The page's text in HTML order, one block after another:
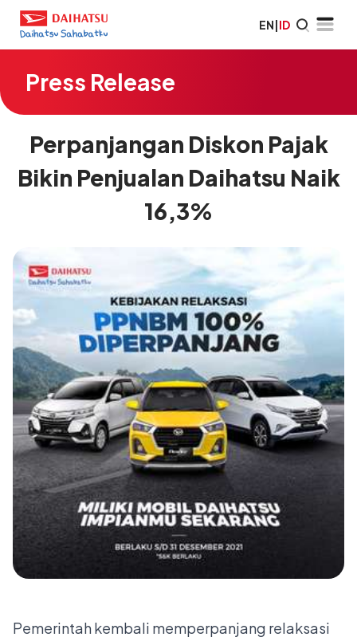
EN|ID
Press Release
Perpanjangan Diskon Pajak
Bikin Penjualan Daihatsu Naik
16,3%
Pemerintah kembali memperpanjang relaksasi